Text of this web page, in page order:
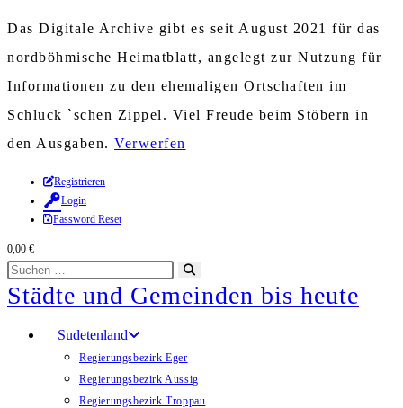
Das Digitale Archive gibt es seit August 2021 für das
nordböhmische Heimatblatt, angelegt zur Nutzung für
Informationen zu den ehemaligen Ortschaften im
Schluck `schen Zippel. Viel Freude beim Stöbern in
den Ausgaben. Verwerfen
Zum
Inhalt
springen
Registrieren
Login
Password Reset
0,00 €
Diese
Website
durchsuchen
starten
Städte und Gemeinden bis heute
Sudetenland
Regierungsbezirk Eger
Regierungsbezirk Aussig
Regierungsbezirk Troppau